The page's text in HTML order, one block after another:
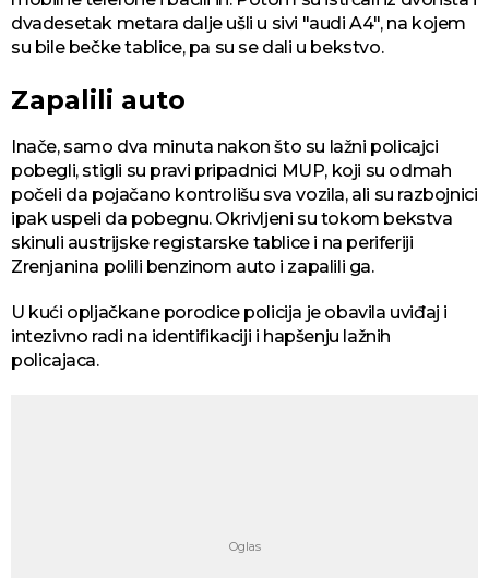
dvadesetak metara dalje ušli u sivi "audi A4", na kojem
su bile bečke tablice, pa su se dali u bekstvo.
Zapalili auto
Inače, samo dva minuta nakon što su lažni policajci
pobegli, stigli su pravi pripadnici MUP, koji su odmah
počeli da pojačano kontrolišu sva vozila, ali su razbojnici
ipak uspeli da pobegnu. Okrivljeni su tokom bekstva
skinuli austrijske registarske tablice i na periferiji
Zrenjanina polili benzinom auto i zapalili ga.
U kući opljačkane porodice policija je obavila uviđaj i
intezivno radi na identifikaciji i hapšenju lažnih
policajaca.